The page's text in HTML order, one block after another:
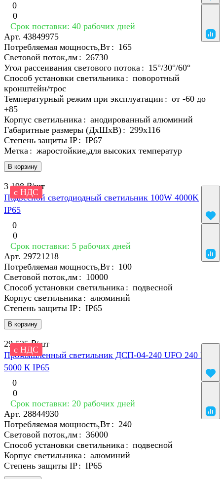
0
0
Срок поставки: 40 рабочих дней
Арт. 43849975
В корзину
Потребляемая мощность,Вт : 165
Световой поток,лм : 26730
Угол рассеивания светового потока : 15°/30°/60°
Способ установки светильника : поворотный
кронштейн/трос
Температурный режим при эксплуатации : от -60 до
+85
Корпус светильника : анодированный алюминий
Габаритные размеры (ДхШхВ) : 299x116
Степень защиты IP : IP67
Метка : жаростойкие,для высоких температур
с НДС
3 198 ₽/шт
Подвесной светодиодный светильник 100W 4000K
IP65
0
0
Срок поставки: 5 рабочих дней
Арт. 29721218
В корзину
Потребляемая мощность,Вт : 100
Световой поток,лм : 10000
Способ установки светильника : подвесной
Корпус светильника : алюминий
Степень защиты IP : IP65
с НДС
29 525 ₽/шт
Промышленный светильник ДСП-04-240 UFO 240 Вт,
5000 К IP65
0
0
Срок поставки: 20 рабочих дней
Арт. 28844930
Потребляемая мощность,Вт : 240
Световой поток,лм : 36000
Способ установки светильника : подвесной
Корпус светильника : алюминий
Степень защиты IP : IP65